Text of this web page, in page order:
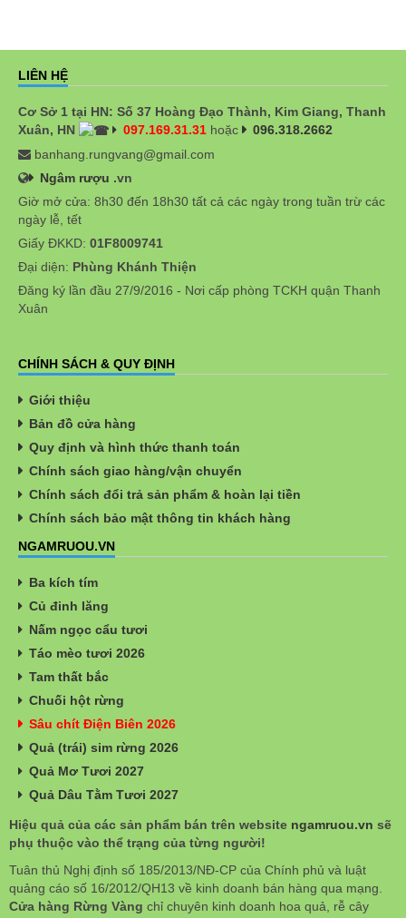
LIÊN HỆ
Cơ Sở 1 tại HN: Số 37 Hoàng Đạo Thành, Kim Giang, Thanh
Xuân, HN
097.169.31.31 hoặc
096.318.2662
banhang.rungvang@gmail.com
Ngâm rượu .vn
Giờ mở cửa: 8h30 đến 18h30 tất cả các ngày trong tuần trừ các
ngày lễ, tết
Giấy ĐKKD: 01F8009741
Đại diện: Phùng Khánh Thiện
Đăng ký lần đầu 27/9/2016 - Nơi cấp phòng TCKH quận Thanh
Xuân
CHÍNH SÁCH & QUY ĐỊNH
Giới thiệu
Bản đồ cửa hàng
Quy định và hình thức thanh toán
Chính sách giao hàng/vận chuyển
Chính sách đổi trả sản phẩm & hoàn lại tiền
Chính sách bảo mật thông tin khách hàng
NGAMRUOU.VN
Ba kích tím
Củ đinh lăng
Nấm ngọc cẩu tươi
Táo mèo tươi 2026
Tam thất bắc
Chuối hột rừng
Sâu chít Điện Biên 2026
Quả (trái) sim rừng 2026
Quả Mơ Tươi 2027
Quả Dâu Tằm Tươi 2027
Hiệu quả của các sản phẩm bán trên website ngamruou.vn sẽ
phụ thuộc vào thể trạng của từng người!
Tuân thủ Nghị định số 185/2013/NĐ-CP của Chính phủ và luật
quảng cáo số 16/2012/QH13 về kinh doanh bán hàng qua mạng.
Cửa hàng Rừng Vàng chỉ chuyên kinh doanh hoa quả, rễ cây